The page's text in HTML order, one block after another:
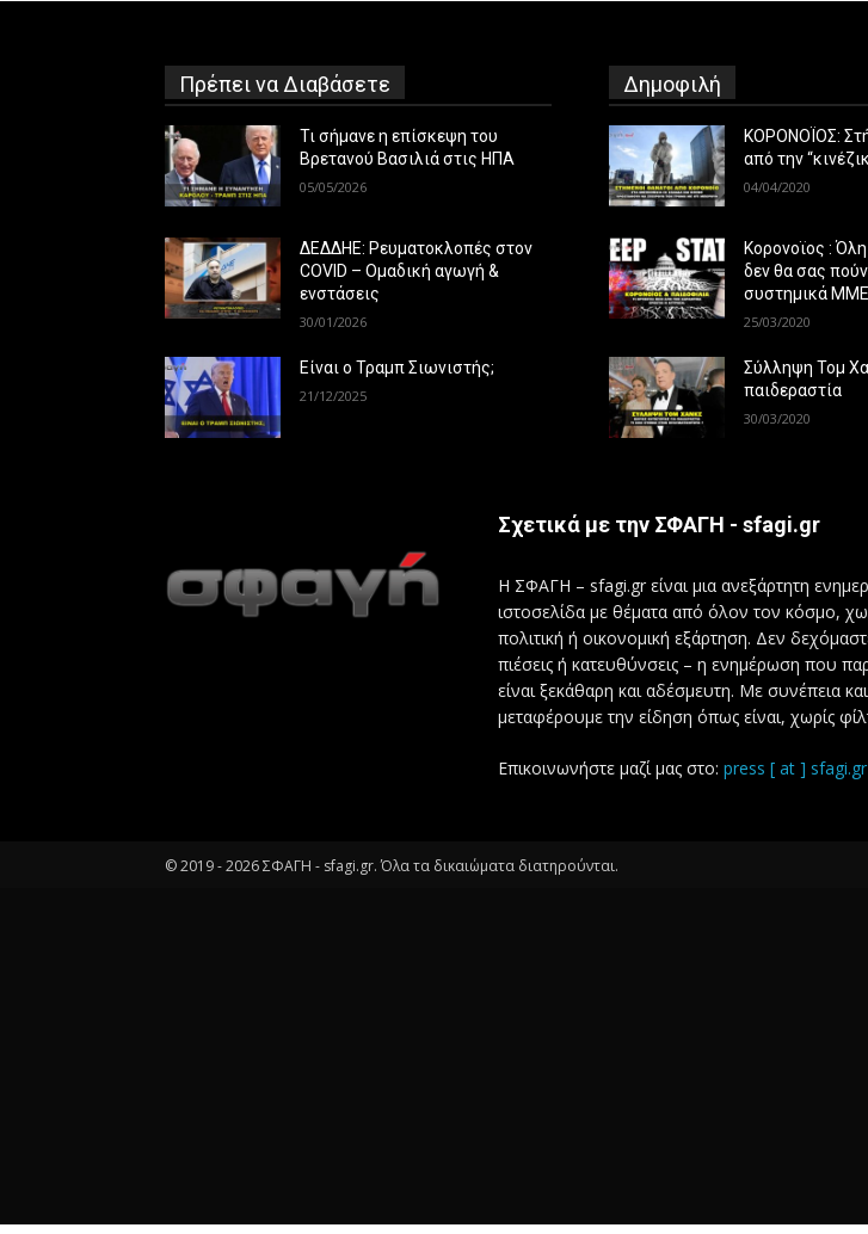
Πρέπει να Διαβάσετε
Τι σήμανε η επίσκεψη του
Βρετανού Βασιλιά στις ΗΠΑ
05/05/2026
ΔΕΔΔΗΕ: Ρευματοκλοπές στον
COVID – Ομαδική αγωγή &
ενστάσεις
30/01/2026
Είναι ο Τραμπ Σιωνιστής;
21/12/2025
Δημοφιλή
ΚΟΡΟΝΟΪΟΣ:
από την
04/04/2020
Κορονοϊος :
δεν θα σας
συστημικά ΜΜΕ
25/03/2020
Σύλληψη Τομ
παιδεραστία
30/03/2020
Σχετικά με την ΣΦΑΓΗ - sfagi.gr
Η ΣΦΑΓΗ – sfagi.gr είναι μια ανεξάρτητη
ιστοσελίδα με θέματα από όλον τον κόσμο,
πολιτική ή οικονομική εξάρτηση. Δεν
πιέσεις ή κατευθύνσεις – η ενημέρωση που
είναι ξεκάθαρη και αδέσμευτη. Με συνέπεια
μεταφέρουμε την είδηση όπως είναι, χωρίς
Επικοινωνήστε μαζί μας στο: press [ at ] sfagi.gr
© 2019 -2026ΣΦΑΓΗ - sfagi.gr. Όλα τα δικαιώματα διατηρούνται.